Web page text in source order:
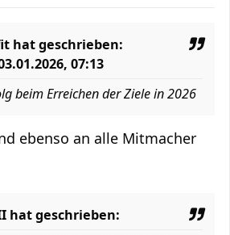
hat geschrieben:
07:13
beim Erreichen der Ziele in 2026
ebenso an alle Mitmacher
hat geschrieben: